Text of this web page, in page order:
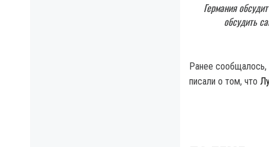
Германия
обсудить
Ранее сообщалось,
писали о том, что